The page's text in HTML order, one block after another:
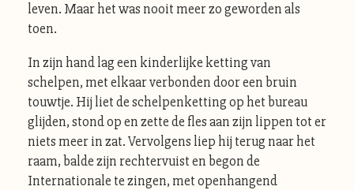
leven. Maar het was nooit meer zo geworden als
toen.
In zijn hand lag een kinderlijke ketting van
schelpen, met elkaar verbonden door een bruin
touwtje. Hij liet de schelpenketting op het bureau
glijden, stond op en zette de fles aan zijn lippen tot er
niets meer in zat. Vervolgens liep hij terug naar het
raam, balde zijn rechtervuist en begon de
Internationale te zingen, met openhangend